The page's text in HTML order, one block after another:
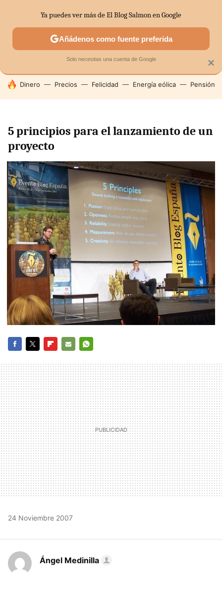
SECTORES ECONOMÍA DOMÉSTICA MERCADOS
HOY SE HABLA DE
Dinero Precios Felicidad Energía eólica Pensión
5 principios para el lanzamiento de un
proyecto
MAIL
24 Noviembre 2007
Ángel Medinilla
×
Ya puedes ver más de El Blog Salmon en Google
Añádenos como fuente preferida
Solo necesitas una cuenta de Google